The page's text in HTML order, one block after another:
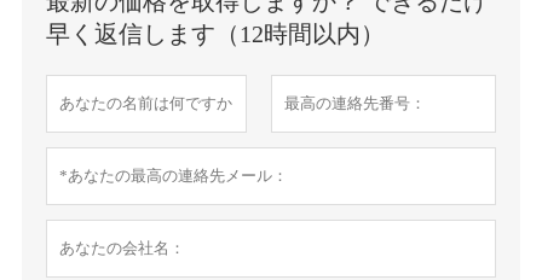
早く返信します（12時間以内）